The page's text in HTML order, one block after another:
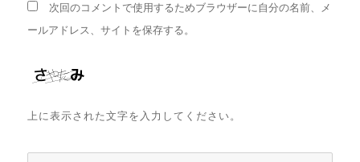
次回のコメントで使用するためブラウザーに自分の名前、メ
ールアドレス、サイトを保存する。
上に表示された文字を入力してください。